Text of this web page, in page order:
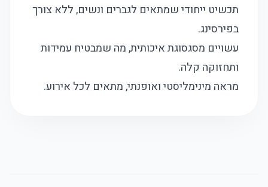
תכשיט ייחודי שמתאים לגברים ונשים, ללא צורך
בפירסינג.
עשויים מסגסוגת איכותית, מה שמבטיח עמידות
ותחזוקה קלה.
מראה מינימליסטי ואופנתי, מתאים לכל אירוע.